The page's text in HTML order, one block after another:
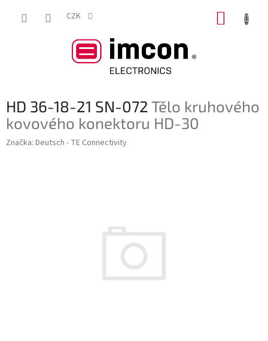
CZK
HD 36-18-21 SN-072Tělo kruhového
kovového konektoru HD-30
Značka: Deutsch - TE Connectivity